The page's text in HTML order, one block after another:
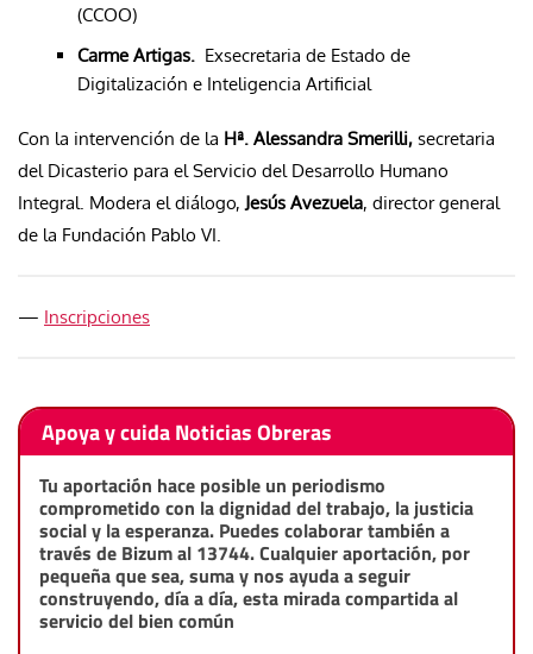
(CCOO)
Carme Artigas. Exsecretaria de Estado de
Digitalización e Inteligencia Artificial
Con la intervención de la Hª. Alessandra Smerilli, secretaria
del Dicasterio para el Servicio del Desarrollo Humano
Integral. Modera el diálogo,Jesús Avezuela, director general
de la Fundación Pablo VI.
— Inscripciones
Apoya y cuida Noticias Obreras
Tu aportación hace posible un periodismo
comprometido con la dignidad del trabajo, la justicia
social y la esperanza. Puedes colaborar también a
través de Bizum al 13744. Cualquier aportación, por
pequeña que sea, suma y nos ayuda a seguir
construyendo, día a día, esta mirada compartida al
servicio del bien común